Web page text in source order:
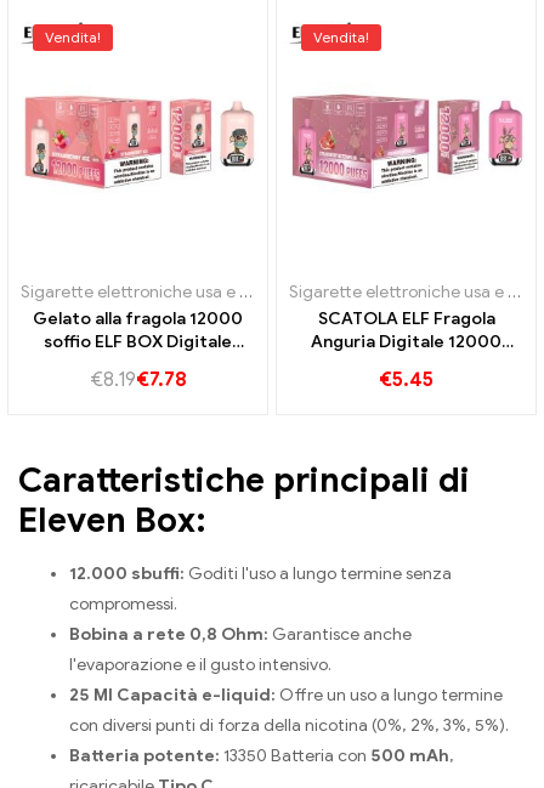
Vendita!
Sigarette elettroniche usa e getta
Gelato alla fragola 12000
soffio ELF BOX Digitale
fabbrica all'ingrosso ELF
€8.19€7.78
Vendita!
Sigarette elettroniche usa e getta
SCATOLA ELF Fragola
Anguria Digitale 12000
spedizione diretta in
€5.45
Caratteristiche principali di
Eleven Box:
12.000 sbuffi: Goditi l'uso a lungo termine senza
compromessi.
Bobina a rete 0,8 Ohm: Garantisce anche
l'evaporazione e il gusto intensivo.
25 Ml Capacità e-liquid: Offre un uso a lungo termine
con diversi punti di forza della nicotina (0%, 2%, 3%, 5%).
Batteria potente: 13350 Batteria con 500 mAh,